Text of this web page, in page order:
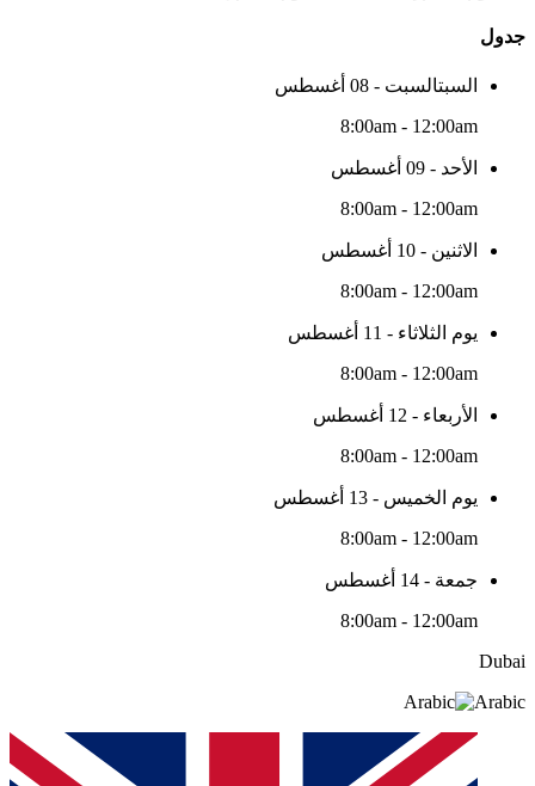
جدول
السبتالسبت - 08 أغسطس
8:00am - 12:00am
الأحد - 09 أغسطس
8:00am - 12:00am
الاثنين - 10 أغسطس
8:00am - 12:00am
يوم الثلاثاء - 11 أغسطس
8:00am - 12:00am
الأربعاء - 12 أغسطس
8:00am - 12:00am
يوم الخميس - 13 أغسطس
8:00am - 12:00am
جمعة - 14 أغسطس
8:00am - 12:00am
Dubai
Arabic